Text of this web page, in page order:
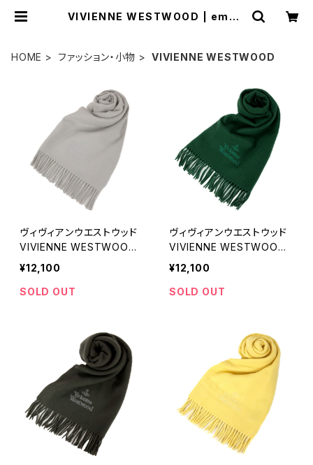
VIVIENNE WESTWOOD | empir
HOME ファッション・小物 VIVIENNE WESTWOOD
ヴィヴィアンウエストウッド
VIVIENNE WESTWOOD
マフラー ストール オーブロ
ゴ 刺繍 無地 メンズ レディ
ース P403-LIGHTGREY
¥12,100
SOLD OUT
ヴィヴィアンウエストウッド
VIVIENNE WESTWOOD
マフラー ストール オーブロ
ゴ 刺繍 無地 メンズ レディ
ース M411-DARKGREEN
¥12,100
SOLD OUT